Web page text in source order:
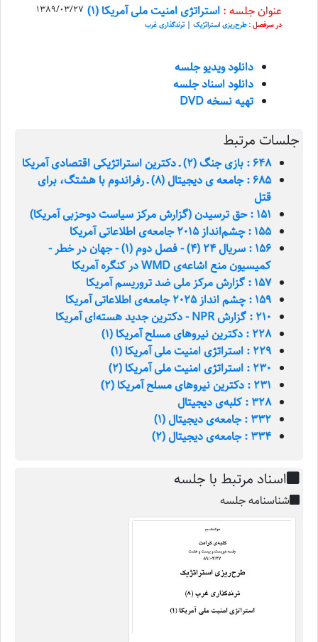
1389/03/27 عنوان جلسه : استراتژی امنیت ملی آمریکا (1)
در سرفصل :طرح‌ریزی استراتژیک | ترندگذاری غرب
دانلود ویدیو جلسه
دانلود اسناد جلسه
تهیه نسخه DVD
جلسات مرتبط
648 : بازی جنگ (2) ـ دکترین استراتژیکی اقتصادی آمریکا
685 : جامعه ی دیجیتال (8) ـ رفراندوم با هشتگ، برای
قتل
151 : حق ترسیدن (گزارش مرکز سیاست دوحزبی آمریکا)
155 : چشم‌انداز 2015 جامعه‌ی اطلاعاتی آمریکا
156 : سریال 24 (4) - فصل دوم (1) - جهان در خطر -
کمیسیون منع اشاعه‌ی WMD در کنگره آمریکا
157 : گزارش مرکز ملی ضد تروریسم آمریکا
159 : چشم انداز 2025 جامعه‌ی اطلاعاتی آمریکا
210 : گزارش NPR - دکترین جدید هسته‌ای آمریکا
228 : دکترین نیروهای مسلح آمریکا (1)
229 : استراتژی امنیت ملی آمریکا (1)
230 : استراتژی امنیت ملی آمریکا (2)
231 : دکترین نیروهای مسلح آمریکا (2)
328 : کلبه‌ی دیجیتال
332 : جامعه‌ی دیجیتال (1)
334 : جامعه‌ی دیجیتال (2)
اسناد مرتبط با جلسه
شناسنامه جلسه